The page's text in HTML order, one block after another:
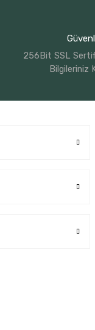
256Bit SSL
Bilgileriniz